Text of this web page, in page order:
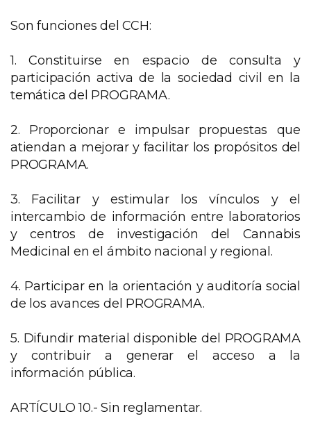
Son funciones del CCH:
1. Constituirse en espacio de consulta y
participación activa de la sociedad civil en la
temática del PROGRAMA.
2. Proporcionar e impulsar propuestas que
atiendan a mejorar y facilitar los propósitos del
PROGRAMA.
3. Facilitar y estimular los vínculos y el
intercambio de información entre laboratorios
y centros de investigación del Cannabis
Medicinal en el ámbito nacional y regional.
4. Participar en la orientación y auditoría social
de los avances del PROGRAMA.
5. Difundir material disponible del PROGRAMA
y contribuir a generar el acceso a la
información pública.
ARTÍCULO 10.- Sin reglamentar.